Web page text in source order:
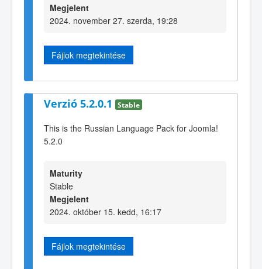
Megjelent
2024. november 27. szerda, 19:28
Fájlok megtekintése
Verzió 5.2.0.1 Stable
This is the Russian Language Pack for Joomla!
5.2.0
Maturity
Stable
Megjelent
2024. október 15. kedd, 16:17
Fájlok megtekintése